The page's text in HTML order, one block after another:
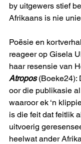
by uitgewers stief
Afrikaans is nie
Poësie en
reageer op Gisela
haar resensie van
Atropos (Boeke24):
oor die publikasie
waaroor ek ‘n
is die feit dat feitlik
uitvoerig
heelwat ander